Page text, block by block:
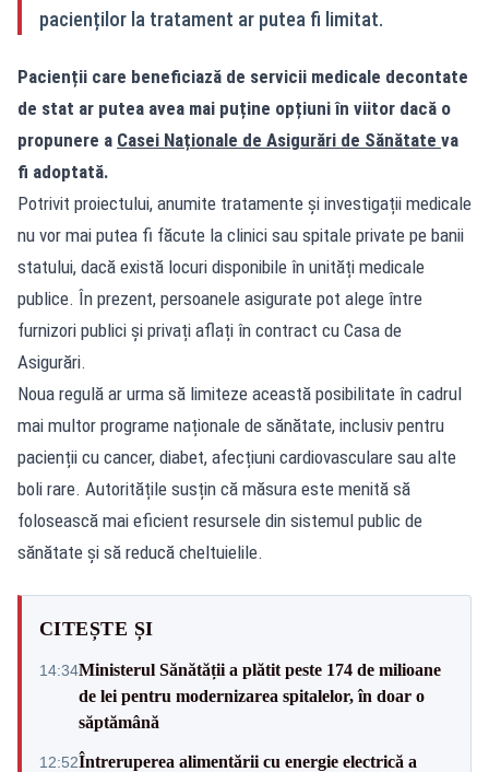
pacienților la tratament ar putea fi limitat.
Pacienții care beneficiază de servicii medicale decontate
de stat ar putea avea mai puține opțiuni în viitor dacă o
propunere a Casei Naționale de Asigurări de Sănătate va
fi adoptată.
Potrivit proiectului, anumite tratamente și investigații medicale
nu vor mai putea fi făcute la clinici sau spitale private pe banii
statului, dacă există locuri disponibile în unități medicale
publice. În prezent, persoanele asigurate pot alege între
furnizori publici și privați aflați în contract cu Casa de
Asigurări.
Noua regulă ar urma să limiteze această posibilitate în cadrul
mai multor programe naționale de sănătate, inclusiv pentru
pacienții cu cancer, diabet, afecțiuni cardiovasculare sau alte
boli rare. Autoritățile susțin că măsura este menită să
folosească mai eficient resursele din sistemul public de
sănătate și să reducă cheltuielile.
CITEȘTE ȘI
14:34Ministerul Sănătății a plătit peste 174 de milioane
de lei pentru modernizarea spitalelor, în doar o
săptămână
12:52Întreruperea alimentării cu energie electrică a